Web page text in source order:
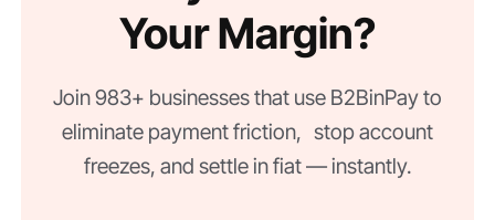
Your Margin?
Join 983+ businesses that use B2BinPay to
eliminate payment friction, stop account
freezes, and settle in fiat — instantly.